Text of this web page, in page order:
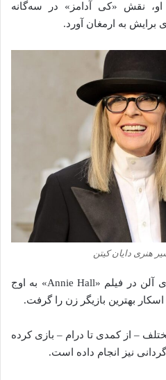
نقش «کی آدامز» در سه‌گانه
برایش به ارمغان آورد.
هنری دایان کیتن
پس از آن هم با همکاری با وودی آلن در فیلم «Annie Hall» به اوج
بهترین بازیگر زن را گرفت.
– از کمدی تا درام – بازی کرده
نیز انجام داده است.